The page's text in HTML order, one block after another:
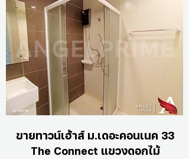
ขายทาวน์เฮ้าส์ ม.เดอะคอนเนค 33
The Connect แขวงดอกไม้